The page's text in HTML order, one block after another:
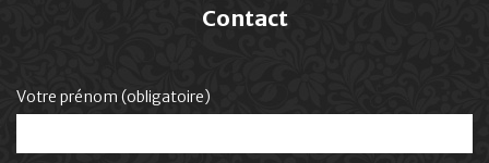
Contact
Votre prénom (obligatoire)